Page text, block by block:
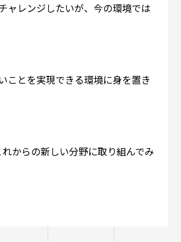
ャレンジしたいが、今の環境では
ことを実現できる環境に身を置き
からの新しい分野に取り組んでみ